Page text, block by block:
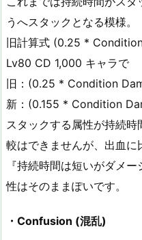
うへスタックとなる模様。
旧計算式 (0.25 *
Lv80 CD 1,000 キャラで
旧：(0.25 * Condition
新：(0.155 * Condition
スタックする属性が持続
較はできませんが、出血
『持続時間は短いがダメ
性はそのままぽいです。
・Confusion (混乱)